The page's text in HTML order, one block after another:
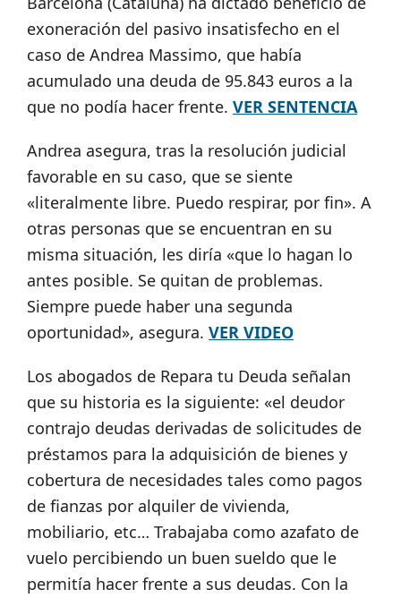
exoneración del pasivo insatisfecho en el
caso de Andrea Massimo, que había
acumulado una deuda de 95.843 euros a la
que no podía hacer frente. VER SENTENCIA
Andrea asegura, tras la resolución judicial
favorable en su caso, que se siente
«literalmente libre. Puedo respirar, por fin». A
otras personas que se encuentran en su
misma situación, les diría «que lo hagan lo
antes posible. Se quitan de problemas.
Siempre puede haber una segunda
oportunidad», asegura. VER VIDEO
Los abogados de Repara tu Deuda señalan
que su historia es la siguiente: «el deudor
contrajo deudas derivadas de solicitudes de
préstamos para la adquisición de bienes y
cobertura de necesidades tales como pagos
de fianzas por alquiler de vivienda,
mobiliario, etc… Trabajaba como azafato de
vuelo percibiendo un buen sueldo que le
permitía hacer frente a sus deudas. Con la